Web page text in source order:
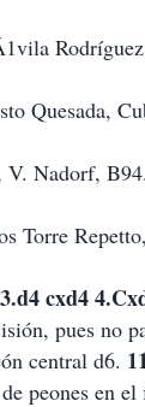
Quesada,
V. Nadorf, B94.
Torre
cxd4
pues no
central d6.
peones en